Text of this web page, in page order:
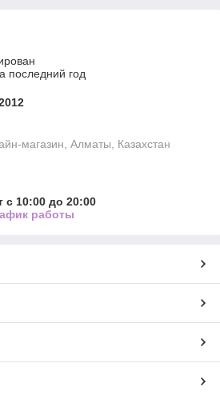
последний год
магазин, Алматы, Казахстан
с 10:00 до 20:00
работы